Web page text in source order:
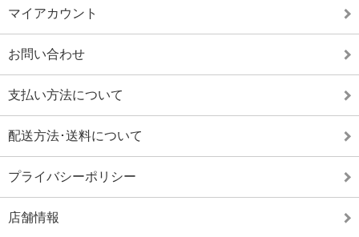
マイアカウント
お問い合わせ
支払い方法について
配送方法･送料について
プライバシーポリシー
店舗情報